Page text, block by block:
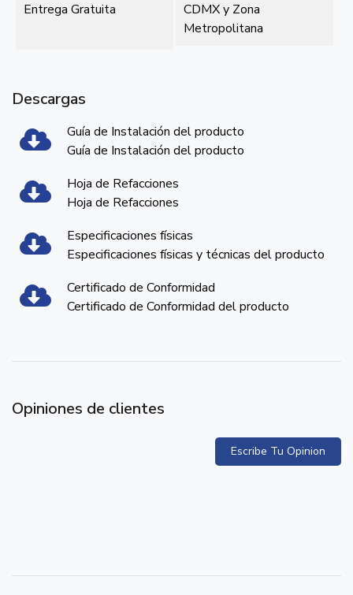
Entrega Gratuita
CDMX y Zona
Metropolitana
Descargas
Guía de Instalación del producto
Guía de Instalación del producto
Hoja de Refacciones
Hoja de Refacciones
Especificaciones físicas
Especificaciones físicas y técnicas del producto
Certificado de Conformidad
Certificado de Conformidad del producto
Opiniones de clientes
Escribe Tu Opinion